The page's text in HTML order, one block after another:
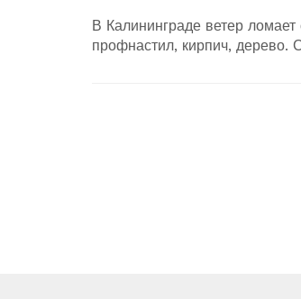
В Калининграде ветер
профнастил, кирпич,